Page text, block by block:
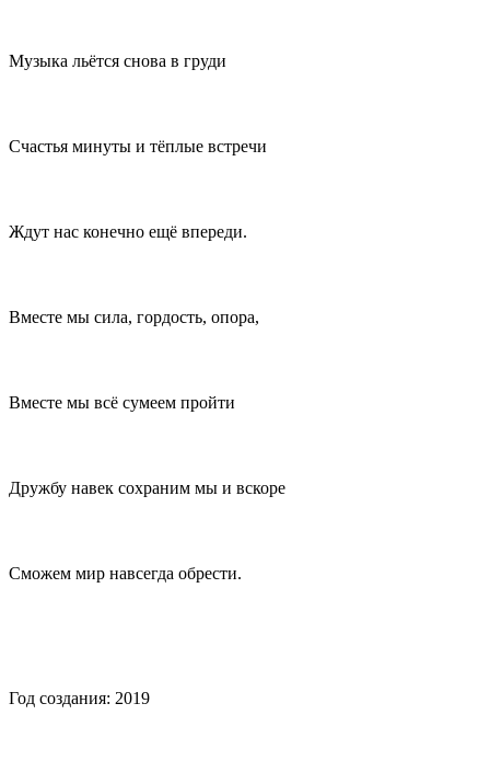
Музыка льётся снова в груди
Счастья минуты и тёплые встречи
Ждут нас конечно ещё впереди.
Вместе мы сила, гордость, опора,
Вместе мы всё сумеем пройти
Дружбу навек сохраним мы и вскоре
Сможем мир навсегда обрести.
Год создания: 2019